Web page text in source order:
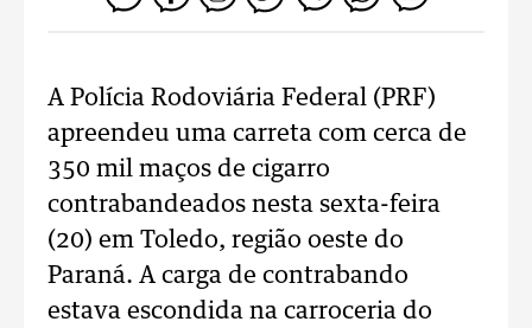
A Polícia Rodoviária Federal (PRF)
apreendeu uma carreta com cerca de
350 mil maços de cigarro
contrabandeados nesta sexta-feira
(20) em Toledo, região oeste do
Paraná. A carga de contrabando
estava escondida na carroceria do